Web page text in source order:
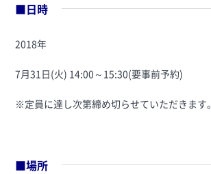
■日時
2018年
7月31日(火) 14:00～15:30(要事前予約)
※定員に達し次第締め切らせていただきます。
■場所